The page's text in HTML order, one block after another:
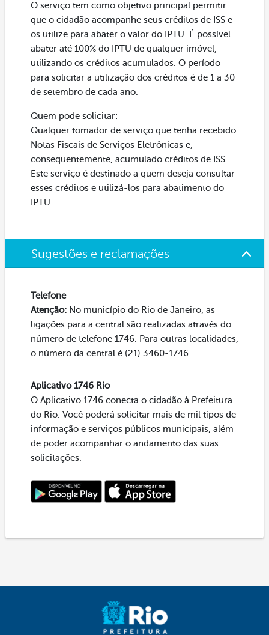
O serviço tem como objetivo principal permitir
que o cidadão acompanhe seus créditos de ISS e
os utilize para abater o valor do IPTU. É possível
abater até 100% do IPTU de qualquer imóvel,
utilizando os créditos acumulados. O período
para solicitar a utilização dos créditos é de 1 a 30
de setembro de cada ano.
Quem pode solicitar:
Qualquer tomador de serviço que tenha recebido
Notas Fiscais de Serviços Eletrônicas e,
consequentemente, acumulado créditos de ISS.
Este serviço é destinado a quem deseja consultar
esses créditos e utilizá-los para abatimento do
IPTU.
Sugestões e reclamações
Telefone
Atenção: No município do Rio de Janeiro, as
ligações para a central são realizadas através do
número de telefone 1746. Para outras localidades,
o número da central é (21) 3460-1746.
Aplicativo 1746 Rio
O Aplicativo 1746 conecta o cidadão à Prefeitura
do Rio. Você poderá solicitar mais de mil tipos de
informação e serviços públicos municipais, além
de poder acompanhar o andamento das suas
solicitações.